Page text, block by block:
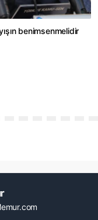
benimsenmelidir